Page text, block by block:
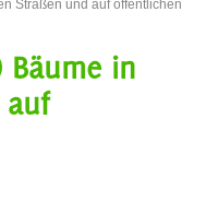
Straßen und auf öffentlichen
Bäume in
auf